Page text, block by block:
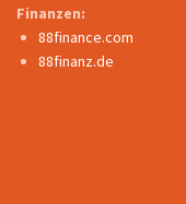
Finanzen:
88finance.com
88finanz.de